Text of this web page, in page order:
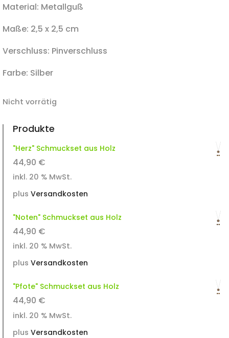
Material: Metallguß
Maße: 2,5 x 2,5 cm
Verschluss: Pinverschluss
Farbe: Silber
Nicht vorrätig
Produkte
"Herz" Schmuckset aus Holz
44,90 €
inkl. 20 % MwSt.
plus Versandkosten
"Noten" Schmuckset aus Holz
44,90 €
inkl. 20 % MwSt.
plus Versandkosten
"Pfote" Schmuckset aus Holz
44,90 €
inkl. 20 % MwSt.
plus Versandkosten